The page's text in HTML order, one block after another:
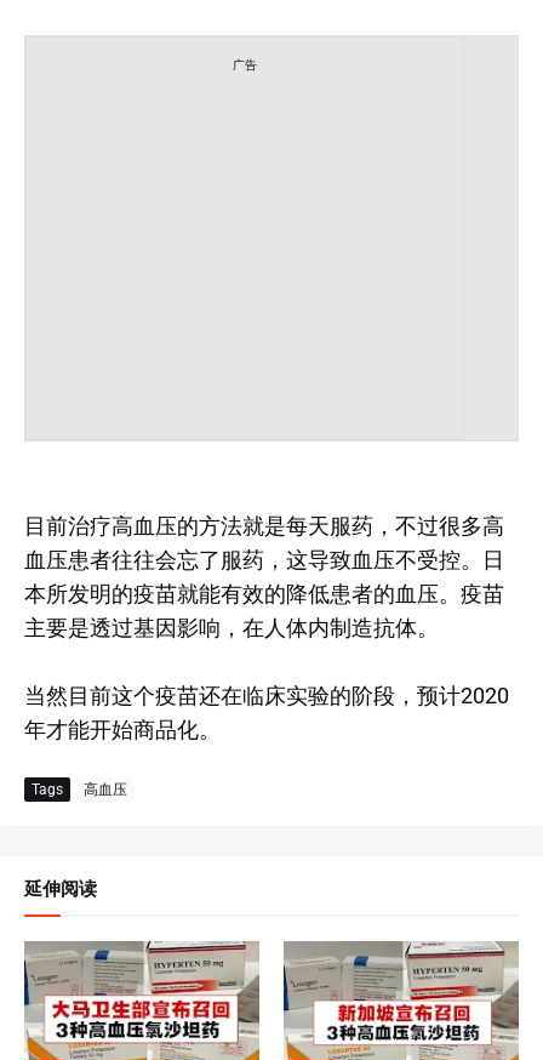
广告
目前治疗高血压的方法就是每天服药，不过很多高
血压患者往往会忘了服药，这导致血压不受控。日
本所发明的疫苗就能有效的降低患者的血压。疫苗
主要是透过基因影响，在人体内制造抗体。
当然目前这个疫苗还在临床实验的阶段，预计2020
年才能开始商品化。
Tags 高血压
延伸阅读